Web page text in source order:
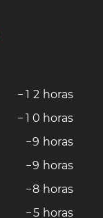
− 1 2 horas
− 1 0 horas
−9 horas
−9 horas
−8 horas
−5 horas